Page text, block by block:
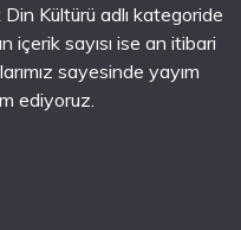
Kültürü adlı kategoride
içerik sayısı ise an itibari
sayesinde yayım
ediyoruz.